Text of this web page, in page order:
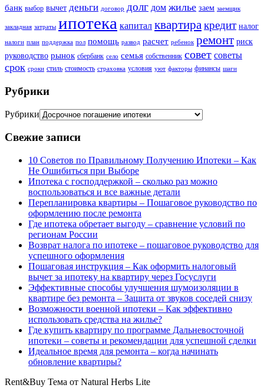
банк выбор вычет деньги договор долг дом жилье заем заемщик
закладная затраты ипотека капитал квартиракредит налог
налоги план поддержка пол помощь развод расчет ребенок ремонт риск
руководство рынок сбербанк село семья собственник совет советы
срок сроки стиль стоимость страховка условия уют факторы финансы шаги
Рубрики
Рубрики
Свежие записи
10 Советов по Правильному Получению Ипотеки – Как
Не Ошибиться при Выборе
Ипотека с господдержкой – сколько раз можно
воспользоваться и все важные детали
Перепланировка квартиры – Пошаговое руководство по
оформлению после ремонта
Где ипотека обретает выгоду – сравнение условий по
регионам России
Возврат налога по ипотеке – пошаговое руководство для
успешного оформления
Пошаговая инструкция – Как оформить налоговый
вычет за ипотеку на квартиру через Госуслуги
Эффективные способы улучшения шумоизоляции в
квартире без ремонта – Защита от звуков соседей снизу
Возможности военной ипотеки – Как эффективно
использовать средства на жилье?
Где купить квартиру по программе Дальневосточной
ипотеки – советы и рекомендации для успешной сделки
Идеальное время для ремонта – когда начинать
обновление квартиры?
Rent&Buy Тема от Natural Herbs Lite